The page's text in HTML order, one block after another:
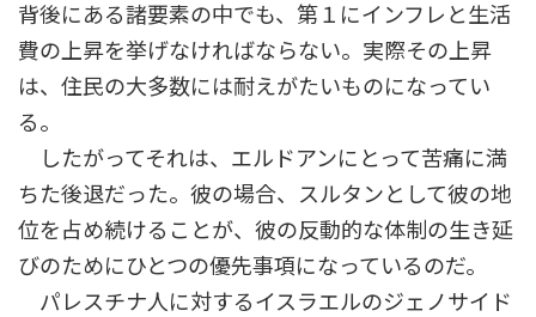
背後にある諸要素の中でも、第１にインフレと生活
費の上昇を挙げなければならない。実際その上昇
は、住民の大多数には耐えがたいものになってい
る。
したがってそれは、エルドアンにとって苦痛に満
ちた後退だった。彼の場合、スルタンとして彼の地
位を占め続けることが、彼の反動的な体制の生き延
びのためにひとつの優先事項になっているのだ。
パレスチナ人に対するイスラエルのジェノサイド